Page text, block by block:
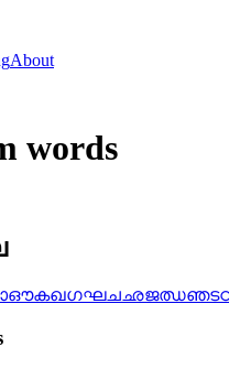
About
words
ഔകഖഗഘചഛജഝഞട